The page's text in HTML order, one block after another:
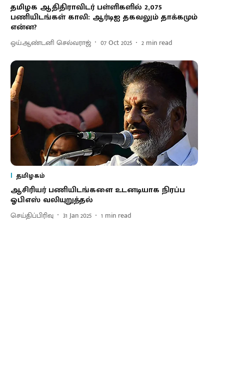
தமிழக ஆதிதிராவிடர் பள்ளிகளில் 2,075
பணியிடங்கள் காலி: ஆர்டிஐ தகவலும் தாக்கமும்
என்ன?
ஒய்.ஆண்டனி செல்வராஜ் 07 Oct 2025 2 min read
தமிழகம்
ஆசிரியர் பணியிடங்களை உடனடியாக நிரப்ப
ஓபிஎஸ் வலியுறுத்தல்
செய்திப்பிரிவு 31 Jan 2025 1 min read